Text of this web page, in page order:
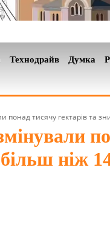
Технодрайв Думка
тисячу гектарів та
ніж